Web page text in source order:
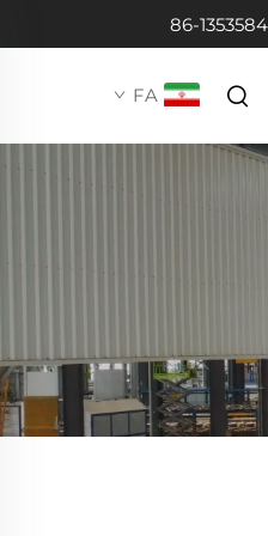
FA